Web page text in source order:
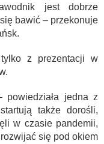
jest dobrze
bawić – przekonuje
z prezentacji w
jedna z
także dorośli,
w czasie pandemii,
się pod okiem